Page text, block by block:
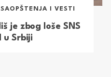
SAOPŠTENJA I VESTI
je zbog loše SNS
Srbiji